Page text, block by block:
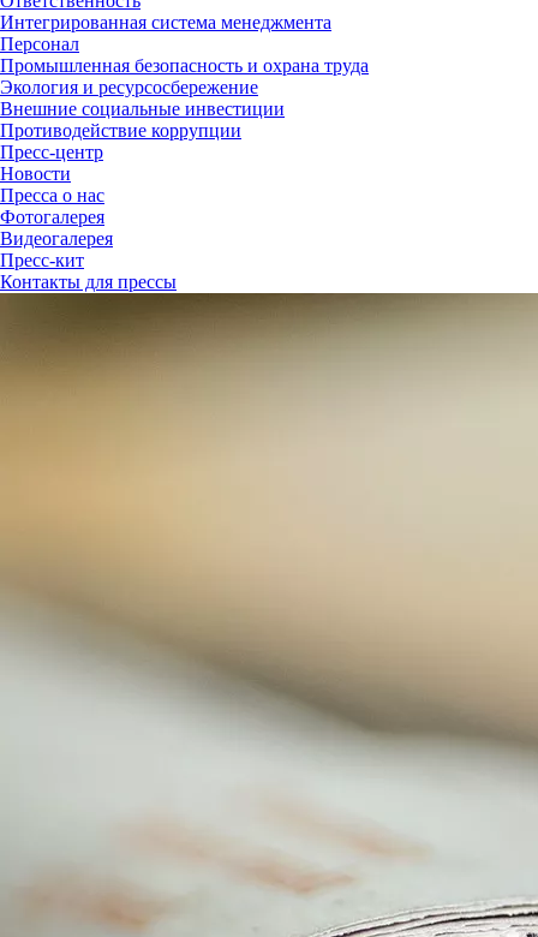
Интегрированная система менеджмента
Персонал
Промышленная безопасность и охрана труда
Экология и ресурсосбережение
Внешние социальные инвестиции
Противодействие коррупции
Пресс-центр
Новости
Пресса о нас
Фотогалерея
Видеогалерея
Пресс-кит
Контакты для прессы